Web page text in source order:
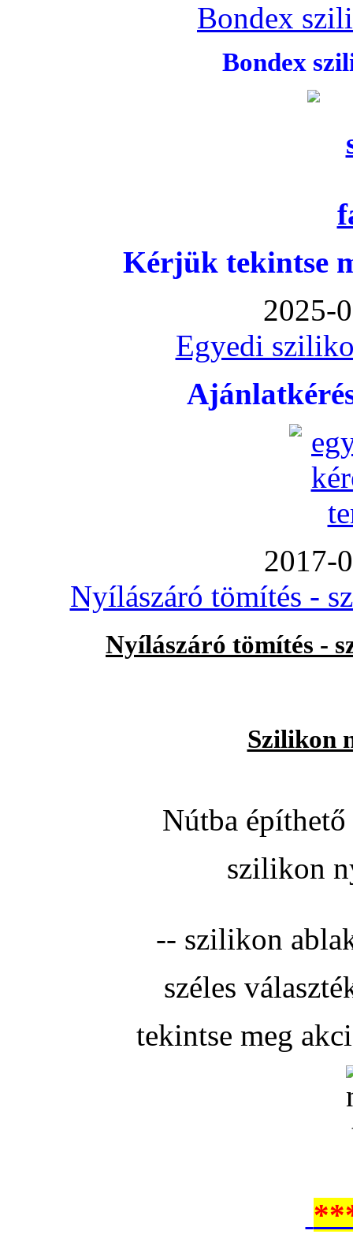
Bondex
Bondex
Kérjük tekintse
2025-
Egyedi
2017-
Nyílászáró tömítés -
Nyílászáró tömítés -
Szilikon
Nútba
szilikon
-- szilikon
széles
tekintse meg